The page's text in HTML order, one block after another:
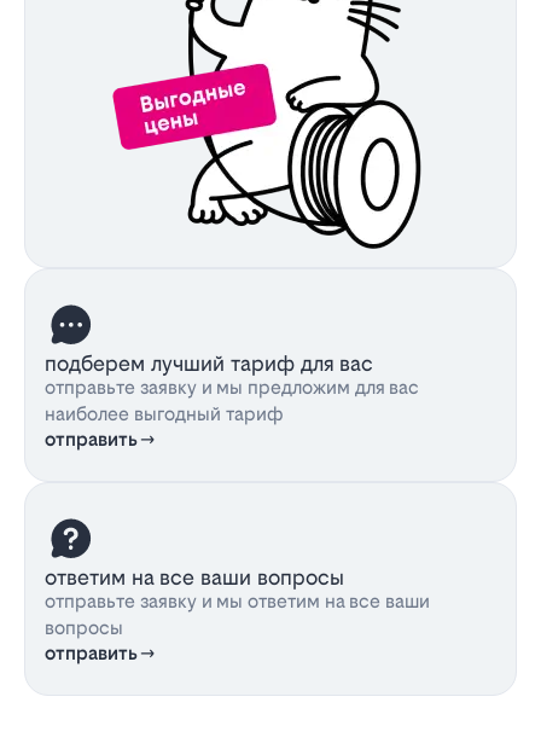
подберем лучший тариф для вас
отправьте заявку и мы предложим для вас
наиболее выгодный тариф
отправить
ответим на все ваши вопросы
отправьте заявку и мы ответим на все ваши
вопросы
отправить